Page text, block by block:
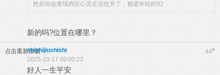
然后你会发现西区心灵足浴也开了，都是年轻的92
新的吗?位置在哪里？
点击重新加载 44#
shishijiushishi
2025-10-17 00:00:22
好人一生平安